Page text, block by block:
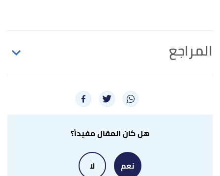
المراجع
Teenagers Achieve" parentingforbrain.com
Retrieved 14/3/2023. Edited.
Amy Morin (1/10/2020),"What to Do If Your
verywellfamily.com, Retrieved 14/3/2023. Edited.
هل كان المقال مفيداً؟
نعم لا